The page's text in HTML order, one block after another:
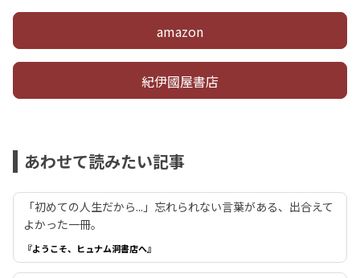
amazon
紀伊國屋書店
あわせて読みたい記事
「初めての人生だから...」忘れられない言葉がある、出合えて
よかった一冊。
『ようこそ、ヒュナム洞書店へ』